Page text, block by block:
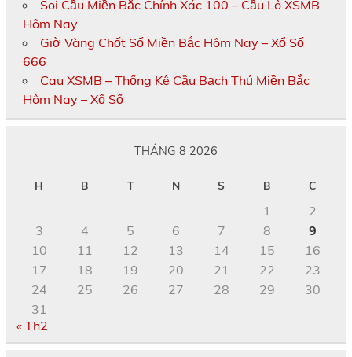
Soi Cầu Miền Bắc Chính Xác 100 – Cầu Lô XSMB
Hôm Nay
Giờ Vàng Chốt Số Miền Bắc Hôm Nay – Xổ Số
666
Cau XSMB – Thống Kê Cầu Bạch Thủ Miền Bắc
Hôm Nay – Xổ Số
THÁNG 8 2026
H B T N S B C
1
2
3
4 5 6 7 8
9
10
11 12 13 14 15
16
17
18 19 20 21 22
23
24
25 26 27 28 29
30
31
« Th2